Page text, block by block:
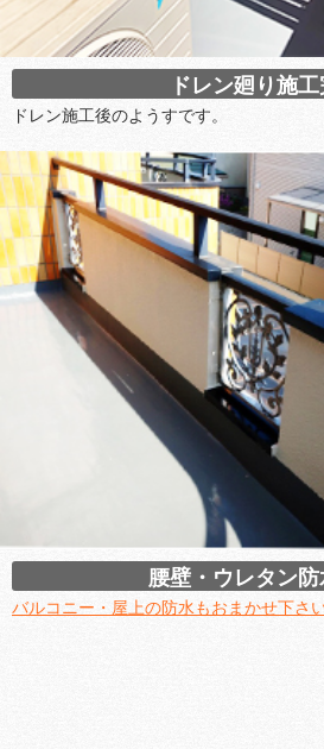
ドレン廻り施
ドレン施工後のようすです。
腰壁・ウレタン防
バルコニー・屋上の防水もおまかせ下さい